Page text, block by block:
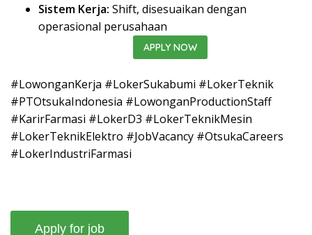
Sistem Kerja: Shift, disesuaikan dengan
operasional perusahaan
APPLY NOW
#LowonganKerja #LokerSukabumi #LokerTeknik
#PTOtsukaIndonesia #LowonganProductionStaff
#KarirFarmasi #LokerD3 #LokerTeknikMesin
#LokerTeknikElektro #JobVacancy #OtsukaCareers
#LokerIndustriFarmasi